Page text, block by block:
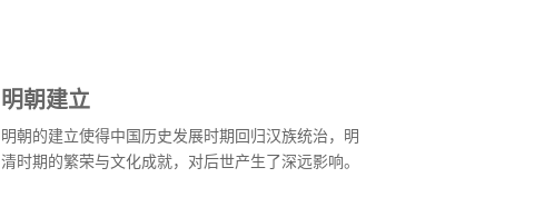
明朝建立
明朝的建立使得中国历史发展时期回归汉族统治，明
清时期的繁荣与文化成就，对后世产生了深远影响。